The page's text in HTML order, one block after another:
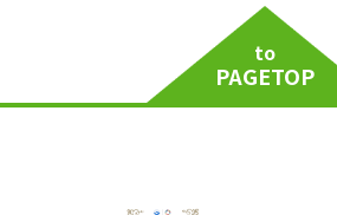
to
PAGETOP